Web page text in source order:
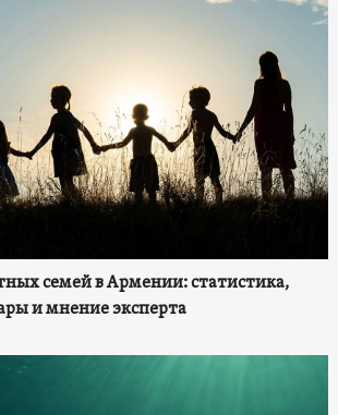
семей в Армении: статистика,
и мнение эксперта